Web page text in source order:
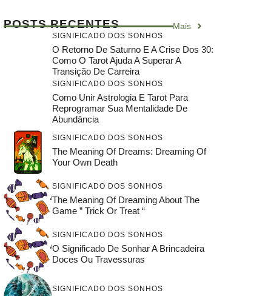
POSTS RECENTES Mais
SIGNIFICADO DOS SONHOS
O Retorno De Saturno E A Crise Dos 30:
Como O Tarot Ajuda A Superar A
Transição De Carreira
SIGNIFICADO DOS SONHOS
Como Unir Astrologia E Tarot Para
Reprogramar Sua Mentalidade De
Abundância
SIGNIFICADO DOS SONHOS
The Meaning Of Dreams: Dreaming Of
Your Own Death
SIGNIFICADO DOS SONHOS
The Meaning Of Dreaming About The
Game ” Trick Or Treat “
SIGNIFICADO DOS SONHOS
O Significado De Sonhar A Brincadeira
Doces Ou Travessuras
SIGNIFICADO DOS SONHOS